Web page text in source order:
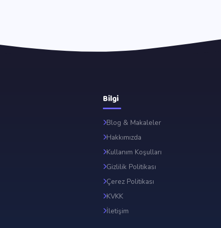
Bilgi
Blog & Makaleler
Hakkımızda
Kullanım Koşulları
Gizlilik Politikası
Çerez Politikası
KVKK
İletişim